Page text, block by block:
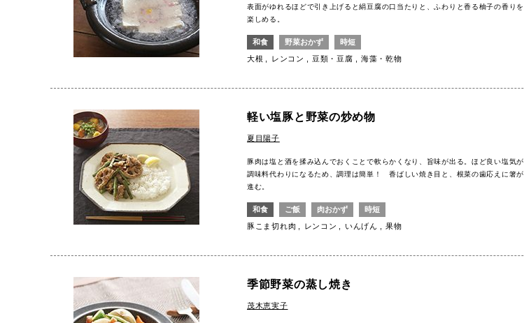
表面がゆれるほどで引き上げると絹豆腐の口当たりと、ふわりと香る柚子の香りを
楽しめる。
和食 野菜おかず
時短
大根
レンコン 豆類・豆腐 海藻・乾物
軽い塩豚と野菜の炒め物
夏目陽子
豚肉は塩と酒を揉み込んでおくことで軟らかくなり、旨味が出る。ほど良い塩気が
調味料代わりになるため、調理は簡単！ 香ばしい焼き目と、根菜の歯応えに箸が
進む。
和食 ご飯 肉おかず
時短
豚こま切れ肉
レンコン いんげん 果物
季節野菜の蒸し焼き
茂木恵実子